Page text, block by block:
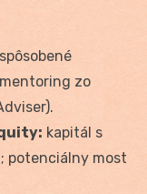
zo
kapitál s
potenciálny most